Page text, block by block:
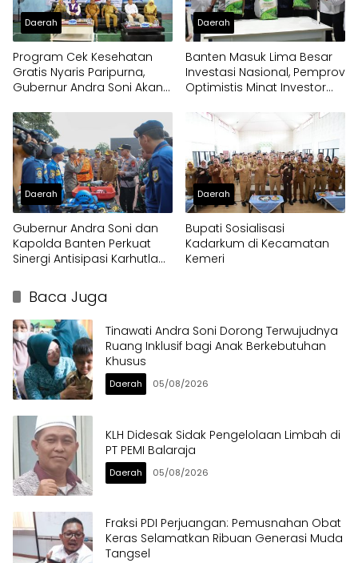
Daerah
Program Cek Kesehatan
Gratis Nyaris Paripurna,
Gubernur Andra Soni Akan
Daerah
Banten Masuk Lima Besar
Investasi Nasional, Pemprov
Optimistis Minat Investor
Daerah
Gubernur Andra Soni dan
Kapolda Banten Perkuat
Sinergi Antisipasi Karhutla
Daerah
Bupati Sosialisasi
Kadarkum di Kecamatan
Kemeri
Baca Juga
Tinawati Andra Soni Dorong Terwujudnya
Ruang Inklusif bagi Anak Berkebutuhan
Khusus
Daerah 05/08/2026
KLH Didesak Sidak Pengelolaan Limbah di
PT PEMI Balaraja
Daerah 05/08/2026
Fraksi PDI Perjuangan: Pemusnahan Obat
Keras Selamatkan Ribuan Generasi Muda
Tangsel